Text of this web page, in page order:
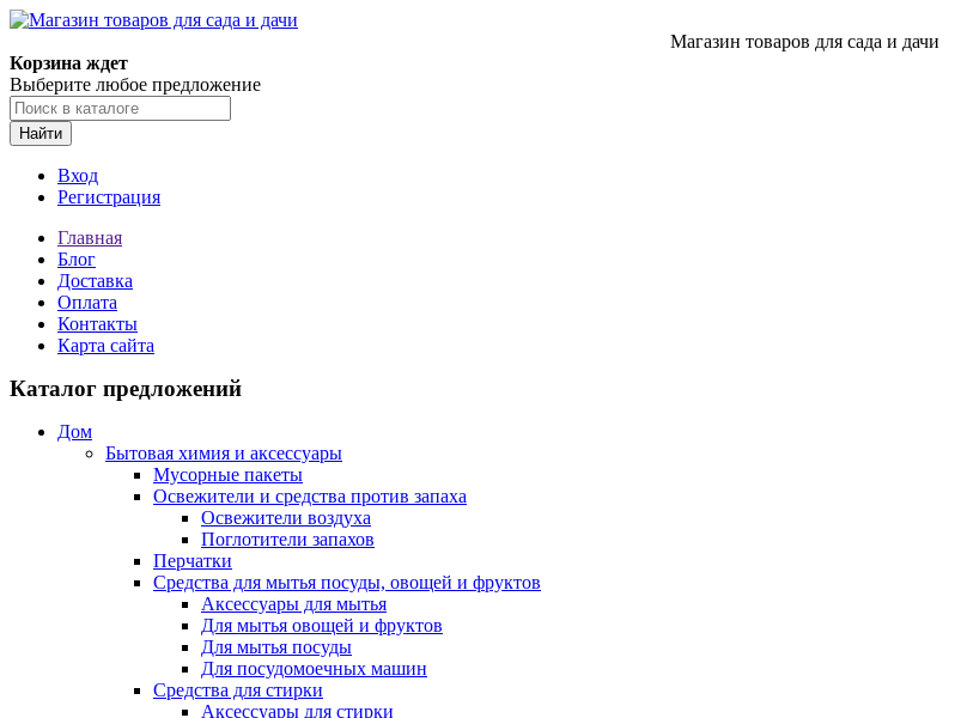
Магазин товаров для сада и дачи
Корзина ждет
Выберите любое предложение
Найти
Вход
Регистрация
Главная
Блог
Доставка
Оплата
Контакты
Карта сайта
Каталог предложений
Дом
Бытовая химия и аксессуары
Мусорные пакеты
Освежители и средства против запаха
Освежители воздуха
Поглотители запахов
Перчатки
Средства для мытья посуды, овощей и фруктов
Аксессуары для мытья
Для мытья овощей и фруктов
Для мытья посуды
Для посудомоечных машин
Средства для стирки
Аксессуары для стирки